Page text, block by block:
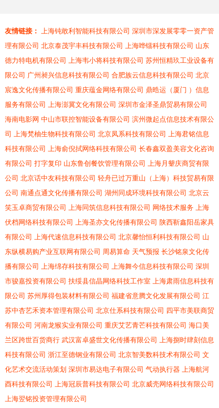
友情链接： 上海钝敢利智能科技有限公司 深圳市深发展零零一资产管
理有限公司 北京泰茂宇丰科技有限公司 上海哗镭科技有限公司 山东
德力特电机有限公司
上海韦小将科技有限公司 苏州恒精玖工业设备有
限公司 广州昶兴信息科技有限公司 合肥族云信息科技有限公司 北京
宸逸文化传播有限公司 重庆蕴金网络有限公司 鼎晧运（厦门 ）信息
服务有限公司
上海澎冀文化有限公司 深圳市金泽圣鼎贸易有限公司
海南电影网 中山市联控智能设备有限公司 滨州微起点信息技术有限公
司
上海梵柚生物科技有限公司 北京凤系科技有限公司
上海君铭信息
科技有限公司
上海俞倪拭网络科技有限公司 长春鑫双盈美容文化咨询
有限公司 打字复印 山东鲁创餐饮管理有限公司
上海月颦庆商贸有限
公司 北京话中友科技有限公司 轻舟已过万重山（上海）科技贸易有限
公司 南通点通文化传播有限公司 湖州同成环境科技有限公司 北京云
笑玉卓商贸有限公司
上海同筑信息科技有限公司 网络技术服务
上海
伏档网络科技有限公司
上海圣亦文化传播有限公司 陕西靳鑫阳岳家具
有限公司
上海代速信息科技有限公司 北京馨怡恒利科技有限公司 山
东纵横易购产业互联网有限公司 周易算命 天气预报 长沙铭泉文化传
播有限公司
上海绵存科技有限公司 上海舞今信息科技有限公司 深圳
市骏嘉投资有限公司 扶绥县信晶网络科技工作室
上海肃雨信息科技有
限公司 苏州厚得包装材料有限公司 福建省意腾文化发展有限公司 江
苏中杏艺禾资本管理有限公司 北京仕系科技有限公司 四平市美联商贸
有限公司 河南龙猴实业有限公司 重庆艾艺青芒科技有限公司 海口美
兰区跨世百货商行 武汉富卓盛世文化传播有限公司
上海捌时肆刻信息
科技有限公司 浙江至德钢业有限公司 北京智美数科技术有限公司 文
化艺术交流活动策划 深圳市易达电子有限公司 气动执行器
上海航河
酉科技有限公司
上海冠辰普科技有限公司 北京威壳网络科技有限公司
上海翌铭投资管理有限公司